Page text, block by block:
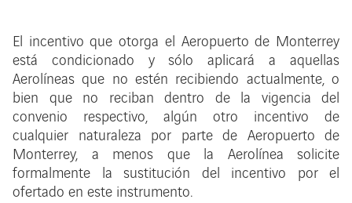
El incentivo que otorga el Aeropuerto de Monterrey
está condicionado y sólo aplicará a aquellas
Aerolíneas que no estén recibiendo actualmente, o
bien que no reciban dentro de la vigencia del
convenio respectivo, algún otro incentivo de
cualquier naturaleza por parte de Aeropuerto de
Monterrey, a menos que la Aerolínea solicite
formalmente la sustitución del incentivo por el
ofertado en este instrumento.